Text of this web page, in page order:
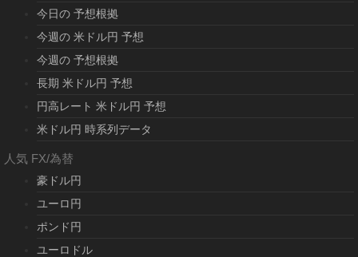
今日の 予想根拠
今週の 米ドル円 予想
今週の 予想根拠
長期 米ドル円 予想
円高レート 米ドル円 予想
米ドル円 時系列データ
人気 FX/為替
豪ドル円
ユーロ円
ポンド円
ユーロドル